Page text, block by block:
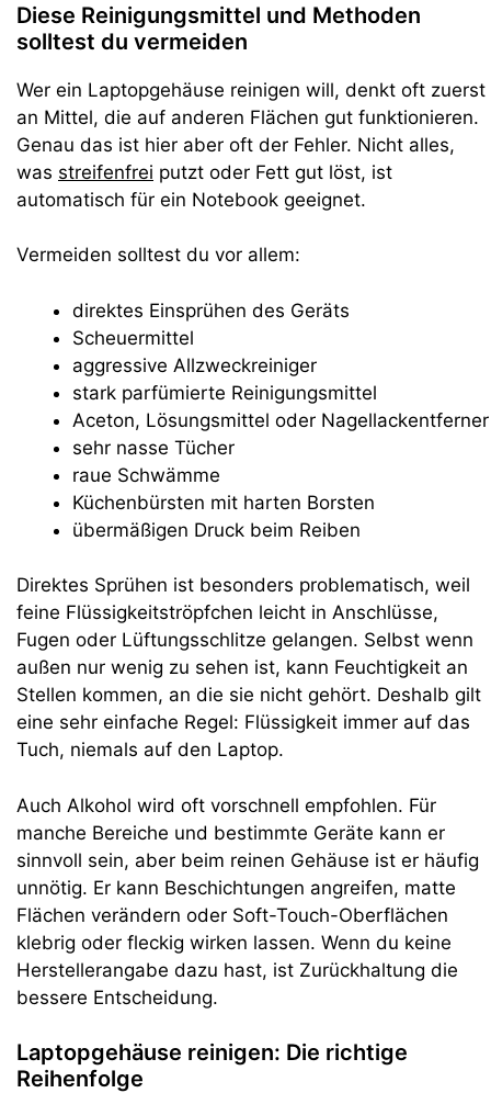
Diese Reinigungsmittel und Methoden
solltest du vermeiden
Wer ein Laptopgehäuse reinigen will, denkt oft zuerst
an Mittel, die auf anderen Flächen gut funktionieren.
Genau das ist hier aber oft der Fehler. Nicht alles,
was streifenfrei putzt oder Fett gut löst, ist
automatisch für ein Notebook geeignet.
Vermeiden solltest du vor allem:
direktes Einsprühen des Geräts
Scheuermittel
aggressive Allzweckreiniger
stark parfümierte Reinigungsmittel
Aceton, Lösungsmittel oder Nagellackentferner
sehr nasse Tücher
raue Schwämme
Küchenbürsten mit harten Borsten
übermäßigen Druck beim Reiben
Direktes Sprühen ist besonders problematisch, weil
feine Flüssigkeitströpfchen leicht in Anschlüsse,
Fugen oder Lüftungsschlitze gelangen. Selbst wenn
außen nur wenig zu sehen ist, kann Feuchtigkeit an
Stellen kommen, an die sie nicht gehört. Deshalb gilt
eine sehr einfache Regel: Flüssigkeit immer auf das
Tuch, niemals auf den Laptop.
Auch Alkohol wird oft vorschnell empfohlen. Für
manche Bereiche und bestimmte Geräte kann er
sinnvoll sein, aber beim reinen Gehäuse ist er häufig
unnötig. Er kann Beschichtungen angreifen, matte
Flächen verändern oder Soft-Touch-Oberflächen
klebrig oder fleckig wirken lassen. Wenn du keine
Herstellerangabe dazu hast, ist Zurückhaltung die
bessere Entscheidung.
Laptopgehäuse reinigen: Die richtige
Reihenfolge